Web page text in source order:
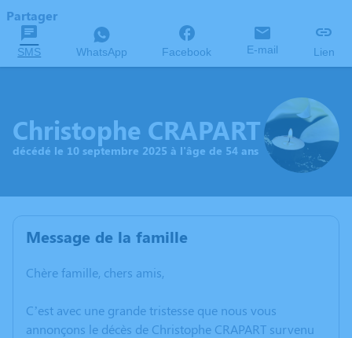
Partager
SMS WhatsApp Facebook E-mail Lien
Christophe CRAPART
décédé le 10 septembre 2025 à l'âge de 54 ans
Message de la famille
Chère famille, chers amis,
C’est avec une grande tristesse que nous vous
annonçons le décès de Christophe CRAPART survenu